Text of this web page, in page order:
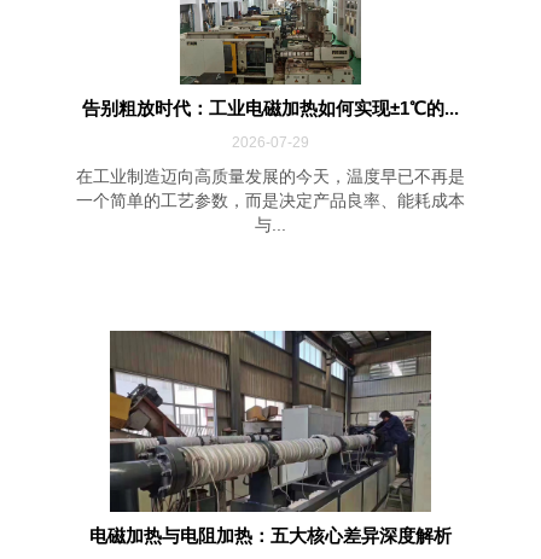
告别粗放时代：工业电磁加热如何实现±1℃的...
2026-07-29
在工业制造迈向高质量发展的今天，温度早已不再是
一个简单的工艺参数，而是决定产品良率、能耗成本
与...
电磁加热与电阻加热：五大核心差异深度解析